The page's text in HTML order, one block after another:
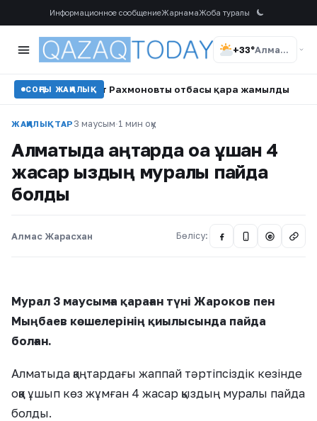
Информационное сообщениеЖарнамаЖоба туралы
+33° Алматы
СОҢҒЫ ЖАҢАЛЫҚ
Шавкат Рахмоновтың отбасы қара жамылды •
ЖАҢАЛЫҚТАР 3 маусым·1 мин оқу
Алматыда қаңтарда оққа ұшқан 4
жасар қыздың муралы пайда
болды
Алмас Жарасхан Бөлісу: @
Мурал 3 маусымға қараған түні Жароков пен
Мыңбаев көшелерінің қиылысында пайда
болған.
Алматыда қаңтардағы жаппай тәртіпсіздік кезінде
оққа ұшып көз жұмған 4 жасар қыздың муралы пайда
болды.